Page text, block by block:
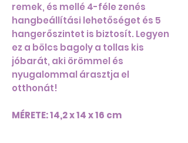
remek, és mellé 4-féle zenés
hangbeállítási lehetőséget és 5
hangerőszintet is biztosít. Legyen
ez a bölcs bagoly a tollas kis
jóbarát, aki örömmel és
nyugalommal árasztja el
otthonát!
MÉRETE: 14,2 x 14 x 16 cm